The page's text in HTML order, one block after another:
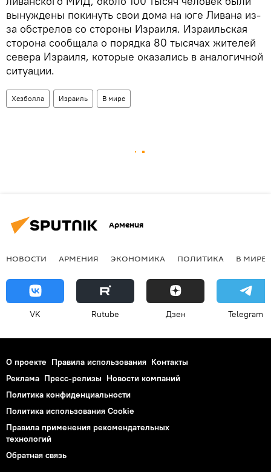
вынуждены покинуть свои дома на юге Ливана из-
за обстрелов со стороны Израиля. Израильская
сторона сообщала о порядка 80 тысячах жителей
севера Израиля, которые оказались в аналогичной
ситуации.
Хезболла Израиль В мире
Армения
НОВОСТИ АРМЕНИЯ ЭКОНОМИКА ПОЛИТИКА В МИРЕ
VK Rutube Дзен Telegram
О проекте Правила использования Контакты
Реклама Пресс-релизы Новости компаний
Политика конфиденциальности
Политика использования Cookie
Правила применения рекомендательных
технологий
Обратная связь